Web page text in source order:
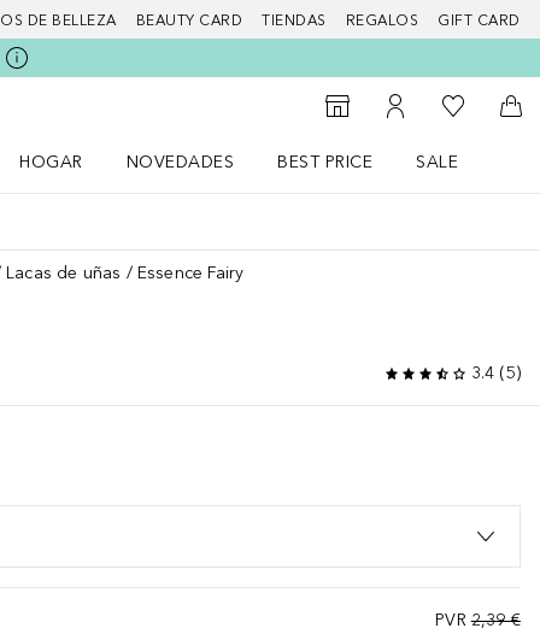
DE BELLEZA BEAUTY CARD TIENDAS REGALOS GIFT CARD
Al Storefinder
Mi cuenta
Mi lista de
A
HOGAR
NOVEDADES
BEST PRICE
SALE
Lacas de uñas Essence Fairy
3.4 (5)
PVR 2,39 €